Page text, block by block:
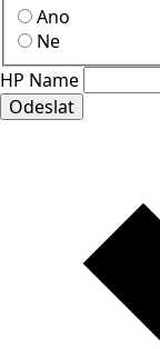
Ano
Ne
HP Name
Odeslat